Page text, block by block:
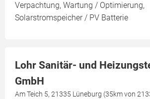
Verpachtung, Wartung / Optimierung,
Solarstromspeicher / PV Batterie
Lohr Sanitär- und
GmbH
Am Teich 5, 21335 Lüneburg (35km von